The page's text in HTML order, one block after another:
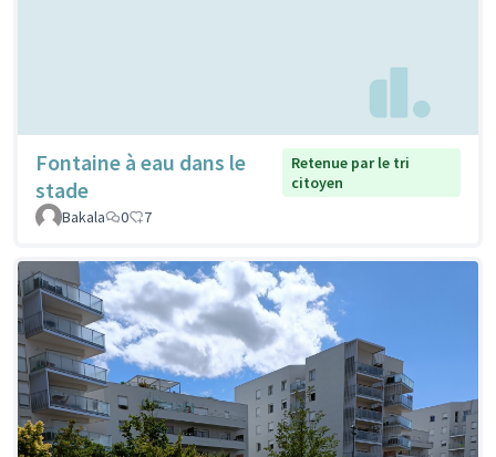
Fontaine à eau dans le
stade
Retenue par le tri
citoyen
Bakala
0 7